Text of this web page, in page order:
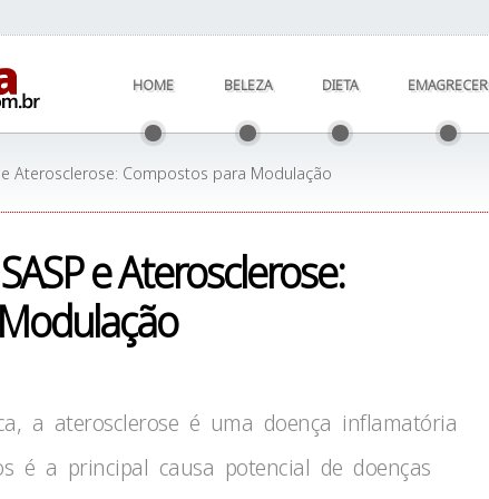
HOME BELEZA DIETA EMAGRECER
Aterosclerose: Compostos para Modulação
e Aterosclerose:
a aterosclerose é uma doença inflamatória
é a principal causa potencial de doenças